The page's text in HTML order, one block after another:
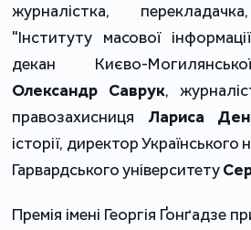
журналістка,
"Інституту масової
декан Києво-
Олександр Саврук,
правозахисниця Лариса
історії, директор Українського
Гарвардського університету
Премія імені Георгія Ґонґадзе